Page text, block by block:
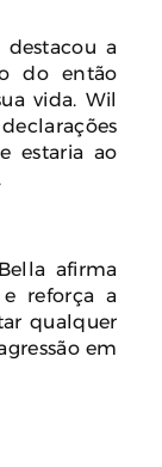
destacou a
do então
vida. Wil
estaria ao
afirma
reforça a
qualquer
em